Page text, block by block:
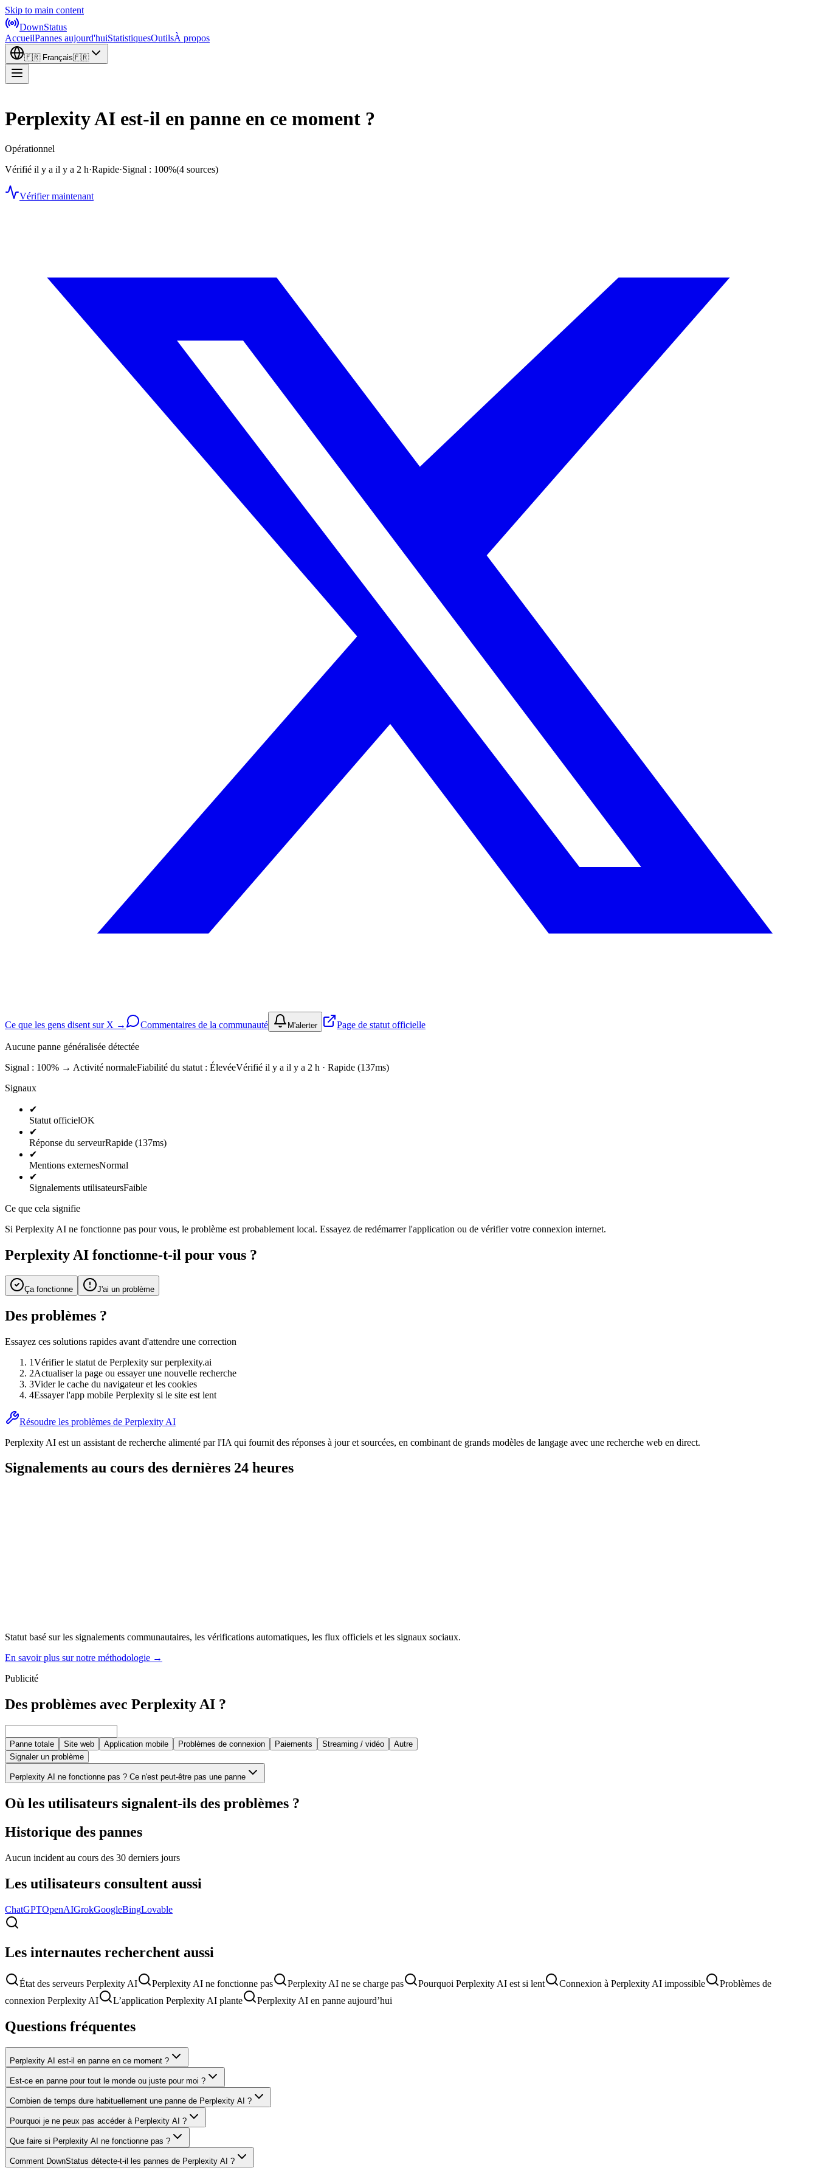
Skip to main content
DownStatus
AccueilPannes aujourd'huiStatistiquesOutilsÀ propos
🇫🇷 Français🇫🇷
Perplexity AI est-il en panne en ce moment ?
Opérationnel
Vérifié il y a il y a 2 h·Rapide·Signal : 100%(4 sources)
Vérifier maintenant
Ce que les gens disent sur X → Commentaires de la communauté M'alerter Page de statut officielle
Aucune panne généralisée détectée
Signal : 100% → Activité normaleFiabilité du statut : ÉlevéeVérifié il y a il y a 2 h · Rapide (137ms)
Signaux
✔
Statut officielOK
✔
Réponse du serveurRapide (137ms)
✔
Mentions externesNormal
✔
Signalements utilisateursFaible
Ce que cela signifie
Si Perplexity AI ne fonctionne pas pour vous, le problème est probablement local. Essayez de redémarrer l'application ou de vérifier votre connexion internet.
Perplexity AI fonctionne-t-il pour vous ?
Ça fonctionne J'ai un problème
Des problèmes ?
Essayez ces solutions rapides avant d'attendre une correction
1Vérifier le statut de Perplexity sur perplexity.ai
2Actualiser la page ou essayer une nouvelle recherche
3Vider le cache du navigateur et les cookies
4Essayer l'app mobile Perplexity si le site est lent
Résoudre les problèmes de Perplexity AI
Perplexity AI est un assistant de recherche alimenté par l'IA qui fournit des réponses à jour et sourcées, en combinant de grands modèles de langage avec une recherche web en direct.
Signalements au cours des dernières 24 heures
Statut basé sur les signalements communautaires, les vérifications automatiques, les flux officiels et les signaux sociaux.
En savoir plus sur notre méthodologie →
Publicité
Des problèmes avec Perplexity AI ?
Panne totale Site web Application mobile Problèmes de connexion Paiements Streaming / vidéo
Autre
Signaler un problème
Perplexity AI ne fonctionne pas ? Ce n'est peut-être pas une panne
Où les utilisateurs signalent-ils des problèmes ?
Historique des pannes
Aucun incident au cours des 30 derniers jours
Les utilisateurs consultent aussi
ChatGPTOpenAIGrokGoogleBingLovable
Les internautes recherchent aussi
État des serveurs Perplexity AI Perplexity AI ne fonctionne pas Perplexity AI ne se charge pas Pourquoi Perplexity AI est si lent Connexion à Perplexity AI impossible
Problèmes de
connexion Perplexity AI
L’application Perplexity AI plante Perplexity AI en panne aujourd’hui
Questions fréquentes
Perplexity AI est-il en panne en ce moment ?
Est-ce en panne pour tout le monde ou juste pour moi ?
Combien de temps dure habituellement une panne de Perplexity AI ?
Pourquoi je ne peux pas accéder à Perplexity AI ?
Que faire si Perplexity AI ne fonctionne pas ?
Comment DownStatus détecte-t-il les pannes de Perplexity AI ?